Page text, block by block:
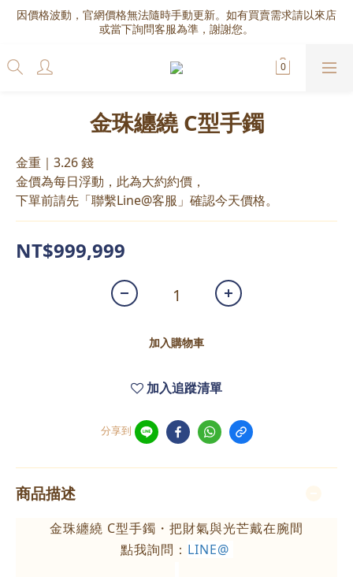
因價格波動，官網價格無法隨時手動更新。如有買賣需求請以來店
或當下詢問客服為準，謝謝您。
金珠纏繞 C型手鐲
金重｜3.26 錢
金價為每日浮動，此為大約約價，
下單前請先「聯繫Line@客服」確認今天價格。
NT$999,999
加入購物車
加入追蹤清單
分享到
商品描述
金珠纏繞 C型手鐲・把財氣與光芒戴在腕間
點我詢問： LINE@